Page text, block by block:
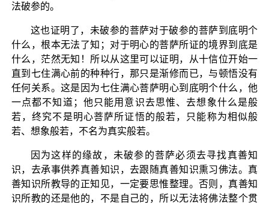
法破参的。
这也证明了，未破参的菩萨对于破参的菩萨到底明个
什么，根本无法了知；对于明心的菩萨所证的境界到底是
什么，茫然无知！所以从这里可以证明，从十信位开始一
直到七住满心前的种种行，那只是渐修而已，与顿悟没有
任何关系。这是因为七住满心菩萨明心到底明个什么，他
一点都不知道；他只能用意识去思惟、去想象什么是般
若，终究不是明心菩萨所证悟的般若，只能称为相似般
若、想象般若，不名为真实般若。
因为这样的缘故，未破参的菩萨必须去寻找真善知
识，去承事供养真善知识，去跟随真善知识熏习佛法。真
善知识所教导的正知见，一定要思惟整理。否则，真善知
识所教的还是他的，不是自己的，所以无法将佛法整个贯